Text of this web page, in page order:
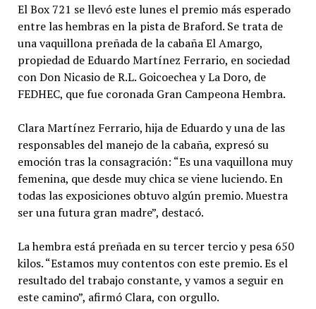
El Box 721 se llevó este lunes el premio más esperado
entre las hembras en la pista de Braford. Se trata de
una vaquillona preñada de la cabaña El Amargo,
propiedad de Eduardo Martínez Ferrario, en sociedad
con Don Nicasio de R.L. Goicoechea y La Doro, de
FEDHEC, que fue coronada Gran Campeona Hembra.
Clara Martínez Ferrario, hija de Eduardo y una de las
responsables del manejo de la cabaña, expresó su
emoción tras la consagración: “Es una vaquillona muy
femenina, que desde muy chica se viene luciendo. En
todas las exposiciones obtuvo algún premio. Muestra
ser una futura gran madre”, destacó.
La hembra está preñada en su tercer tercio y pesa 650
kilos. “Estamos muy contentos con este premio. Es el
resultado del trabajo constante, y vamos a seguir en
este camino”, afirmó Clara, con orgullo.